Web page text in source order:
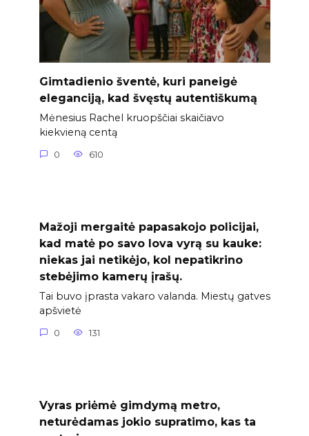
Gimtadienio šventė, kuri paneigė
eleganciją, kad švęstų autentiškumą
Mėnesius Rachel kruopščiai skaičiavo
kiekvieną centą
0 610
Mažoji mergaitė papasakojo policijai,
kad matė po savo lova vyrą su kauke:
niekas jai netikėjo, kol nepatikrino
stebėjimo kamerų įrašų.
Tai buvo įprasta vakaro valanda. Miestų gatves
apšvietė
0 131
Vyras priėmė gimdymą metro,
neturėdamas jokio supratimo, kas ta